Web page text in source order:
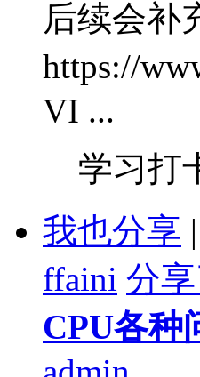
后续会补
https://
VI ...
学习打
我也分享 |
ffaini 分
CPU各种